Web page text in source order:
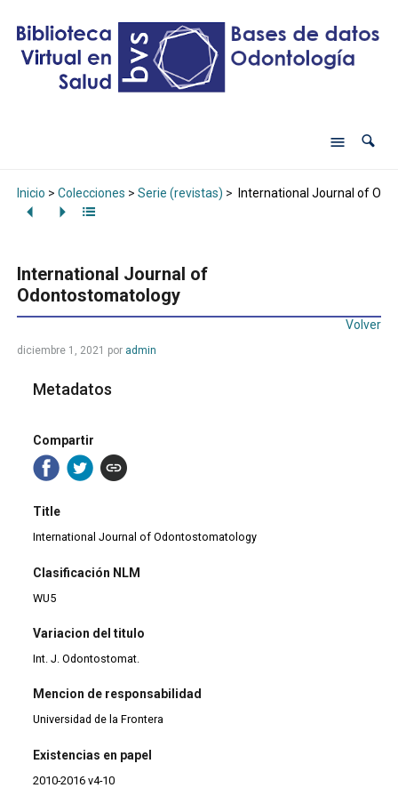
Inicio > Colecciones > Serie (revistas) > International Journal of
International Journal of
Odontostomatology
Volver
diciembre 1, 2021 por admin
Metadatos
Compartir
Title
International Journal of Odontostomatology
Clasificación NLM
WU5
Variacion del titulo
Int. J. Odontostomat.
Mencion de responsabilidad
Universidad de la Frontera
Existencias en papel
2010-2016 v4-10